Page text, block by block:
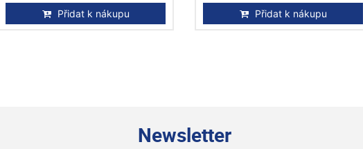
Přidat k nákupu
Přidat k nákupu
Newsletter